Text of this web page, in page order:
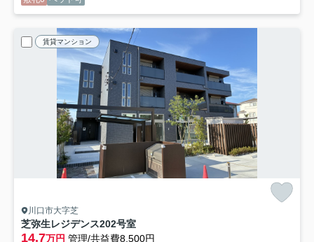
賃貸マンション
川口市大字芝
芝弥生レジデンス202号室
14.7万円 管理/共益費8,500円